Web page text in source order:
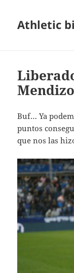
Athletic
Buf… Ya
puntos
que nos las